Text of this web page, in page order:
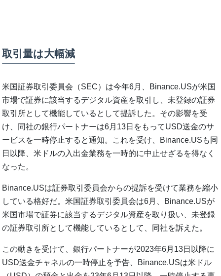
取引量は大幅減
米国証券取引委員会（SEC）は今年6月、Binance.USが米国
市場で証券に該当するデジタル資産を取引し、未登録の証券
取引所として機能しているとして提訴した。その影響を受
け、同社の銀行パートナーは6月13日をもってUSD送金のサ
ービスを一時停止すると通知。これを受け、Binance.USも同
日以降、米ドルの入出金業務を一時的に中止せざるを得なく
なった。
Binance.USは証券取引委員会からの提訴を受けて業務を縮小
している格好だ。米国証券取引委員会は6月、Binance.USが
米国市場で証券に該当するデジタル資産を取り扱い、未登録
の証券取引所として機能しているとして、同社を訴えた。
この動きを受けて、銀行パートナーが2023年6月13日以降に
USD送金チャネルの一時停止を予告、Binance.USは米ドル